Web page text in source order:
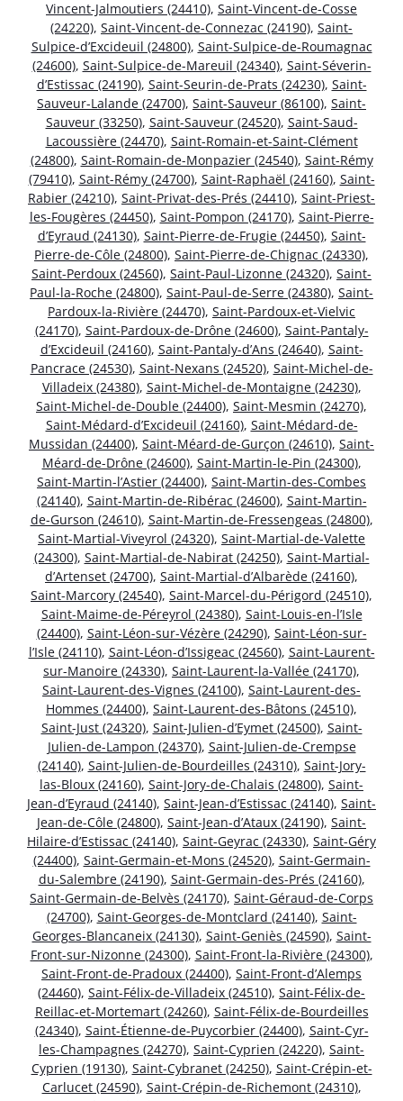
Vincent-Jalmoutiers (24410), Saint-Vincent-de-Cosse
(24220), Saint-Vincent-de-Connezac (24190), Saint-
Sulpice-d’Excideuil (24800), Saint-Sulpice-de-Roumagnac
(24600), Saint-Sulpice-de-Mareuil (24340), Saint-Séverin-
d’Estissac (24190), Saint-Seurin-de-Prats (24230), Saint-
Sauveur-Lalande (24700), Saint-Sauveur (86100), Saint-
Sauveur (33250), Saint-Sauveur (24520), Saint-Saud-
Lacoussière (24470), Saint-Romain-et-Saint-Clément
(24800), Saint-Romain-de-Monpazier (24540), Saint-Rémy
(79410), Saint-Rémy (24700), Saint-Raphaël (24160), Saint-
Rabier (24210), Saint-Privat-des-Prés (24410), Saint-Priest-
les-Fougères (24450), Saint-Pompon (24170), Saint-Pierre-
d’Eyraud (24130), Saint-Pierre-de-Frugie (24450), Saint-
Pierre-de-Côle (24800), Saint-Pierre-de-Chignac (24330),
Saint-Perdoux (24560), Saint-Paul-Lizonne (24320), Saint-
Paul-la-Roche (24800), Saint-Paul-de-Serre (24380), Saint-
Pardoux-la-Rivière (24470), Saint-Pardoux-et-Vielvic
(24170), Saint-Pardoux-de-Drône (24600), Saint-Pantaly-
d’Excideuil (24160), Saint-Pantaly-d’Ans (24640), Saint-
Pancrace (24530), Saint-Nexans (24520), Saint-Michel-de-
Villadeix (24380), Saint-Michel-de-Montaigne (24230),
Saint-Michel-de-Double (24400), Saint-Mesmin (24270),
Saint-Médard-d’Excideuil (24160), Saint-Médard-de-
Mussidan (24400), Saint-Méard-de-Gurçon (24610), Saint-
Méard-de-Drône (24600), Saint-Martin-le-Pin (24300),
Saint-Martin-l’Astier (24400), Saint-Martin-des-Combes
(24140), Saint-Martin-de-Ribérac (24600), Saint-Martin-
de-Gurson (24610), Saint-Martin-de-Fressengeas (24800),
Saint-Martial-Viveyrol (24320), Saint-Martial-de-Valette
(24300), Saint-Martial-de-Nabirat (24250), Saint-Martial-
d’Artenset (24700), Saint-Martial-d’Albarède (24160),
Saint-Marcory (24540), Saint-Marcel-du-Périgord (24510),
Saint-Maime-de-Péreyrol (24380), Saint-Louis-en-l’Isle
(24400), Saint-Léon-sur-Vézère (24290), Saint-Léon-sur-
l’Isle (24110), Saint-Léon-d’Issigeac (24560), Saint-Laurent-
sur-Manoire (24330), Saint-Laurent-la-Vallée (24170),
Saint-Laurent-des-Vignes (24100), Saint-Laurent-des-
Hommes (24400), Saint-Laurent-des-Bâtons (24510),
Saint-Just (24320), Saint-Julien-d’Eymet (24500), Saint-
Julien-de-Lampon (24370), Saint-Julien-de-Crempse
(24140), Saint-Julien-de-Bourdeilles (24310), Saint-Jory-
las-Bloux (24160), Saint-Jory-de-Chalais (24800), Saint-
Jean-d’Eyraud (24140), Saint-Jean-d’Estissac (24140), Saint-
Jean-de-Côle (24800), Saint-Jean-d’Ataux (24190), Saint-
Hilaire-d’Estissac (24140), Saint-Geyrac (24330), Saint-Géry
(24400), Saint-Germain-et-Mons (24520), Saint-Germain-
du-Salembre (24190), Saint-Germain-des-Prés (24160),
Saint-Germain-de-Belvès (24170), Saint-Géraud-de-Corps
(24700), Saint-Georges-de-Montclard (24140), Saint-
Georges-Blancaneix (24130), Saint-Geniès (24590), Saint-
Front-sur-Nizonne (24300), Saint-Front-la-Rivière (24300),
Saint-Front-de-Pradoux (24400), Saint-Front-d’Alemps
(24460), Saint-Félix-de-Villadeix (24510), Saint-Félix-de-
Reillac-et-Mortemart (24260), Saint-Félix-de-Bourdeilles
(24340), Saint-Étienne-de-Puycorbier (24400), Saint-Cyr-
les-Champagnes (24270), Saint-Cyprien (24220), Saint-
Cyprien (19130), Saint-Cybranet (24250), Saint-Crépin-et-
Carlucet (24590), Saint-Crépin-de-Richemont (24310),